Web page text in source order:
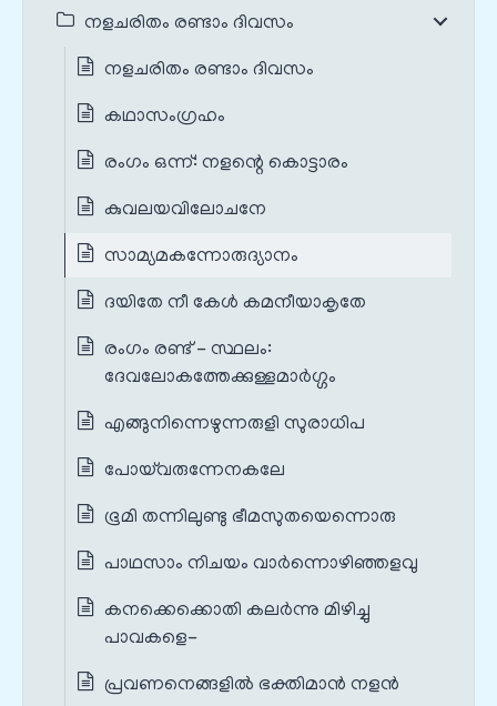
നളചരിതം രണ്ടാം ദിവസം
നളചരിതം രണ്ടാം ദിവസം
കഥാസംഗ്രഹം
രംഗം ഒന്ന്: ‌നളന്റെ കൊട്ടാരം
കുവലയവിലോചനേ
സാമ്യമകന്നോരുദ്യാനം
ദയിതേ നീ കേൾ കമനീയാകൃതേ
രംഗം രണ്ട് - സ്ഥലം:
ദേവലോകത്തേക്കുള്ളമാർഗ്ഗം
എങ്ങുനിന്നെഴുന്നരുളി സുരാധിപ
പോയ്‌വരുന്നേനകലേ
ഭൂമി തന്നിലുണ്ടു ഭീമസുതയെന്നൊരു
പാഥസാം നിചയം വാർന്നൊഴിഞ്ഞളവു
കനക്കെക്കൊതി കലർന്നു മിഴിച്ചു
പാവകളെ-
പ്രവണനെങ്ങളിൽ ഭക്തിമാൻ നളൻ